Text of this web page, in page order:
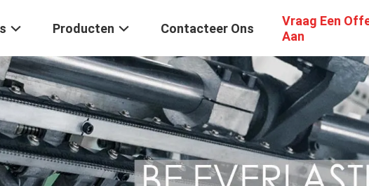
Producten Contacteer Ons
Vraag Een
Aan